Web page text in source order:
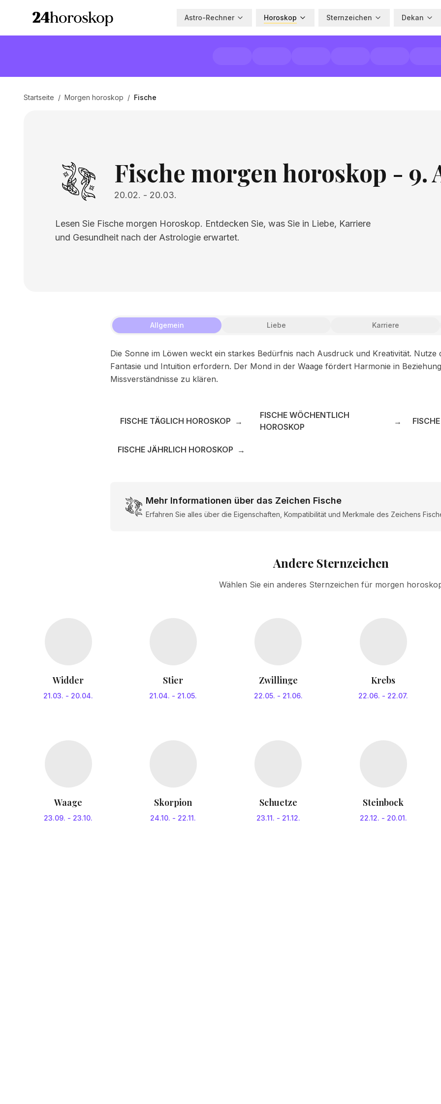
Astro-Rechner Horoskop Sternzeichen Dekan
Startseite / Morgen horoskop / Fische
Fische morgen horoskop - 9.
20.02. - 20.03.
Lesen Sie Fische morgen Horoskop. Entdecken Sie, was Sie in Liebe, Karriere
und Gesundheit nach der Astrologie erwartet.
Allgemein Liebe Karriere
Die Sonne im Löwen weckt ein starkes Bedürfnis nach Ausdruck und Kreativität. Nutze
Fantasie und Intuition erfordern. Der Mond in der Waage fördert Harmonie in
Missverständnisse zu klären.
FISCHE TÄGLICH HOROSKOP →
FISCHE WÖCHENTLICH
HOROSKOP
→
FISCHE JÄHRLICH HOROSKOP →
Mehr Informationen über das Zeichen Fische
Erfahren Sie alles über die Eigenschaften, Kompatibilität und Merkmale des Zeichens
Andere Sternzeichen
Wählen Sie ein anderes Sternzeichen für morgen
Widder
21.03. - 20.04.
Stier
21.04. - 21.05.
Zwillinge
22.05. - 21.06.
Krebs
22.06. - 22.07.
Waage
23.09. - 23.10.
Skorpion
24.10. - 22.11.
Schuetze
23.11. - 21.12.
Steinbock
22.12. - 20.01.